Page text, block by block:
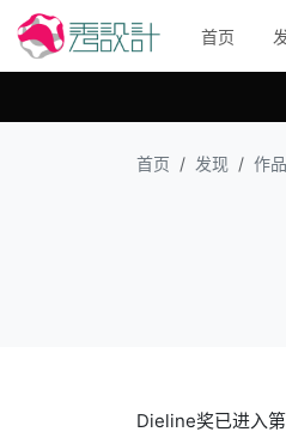
首页
首页 发现 作品
Dieline奖已进入